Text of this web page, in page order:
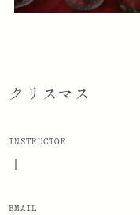
クリスマス
INSTRUCTOR
|
EMAIL